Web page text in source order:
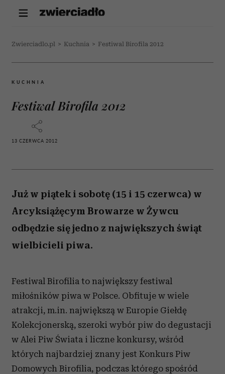
Zwierciadlo.pl > Kuchnia > Festiwal Birofila 2012
KUCHNIA
Festiwal Birofila 2012
13 CZERWCA 2012
Już w piątek i sobotę (15 i 15 czerwca) w
Arcyksiążęcym Browarze w Żywcu
odbędzie się jedno z największych świąt
wielbicieli piwa.
Festiwal Birofilia to największy festiwal
miłośników piwa w Polsce. Obfituje w wiele
atrakcji, m.in. największą w Europie Giełdę
Kolekcjonerską, szeroki wybór piw do degustacji
w Alei Piw Świata i liczne konkursy, wśród
których najbardziej znany jest Konkurs Piw
Domowych Birofilia, podczas którego spośród